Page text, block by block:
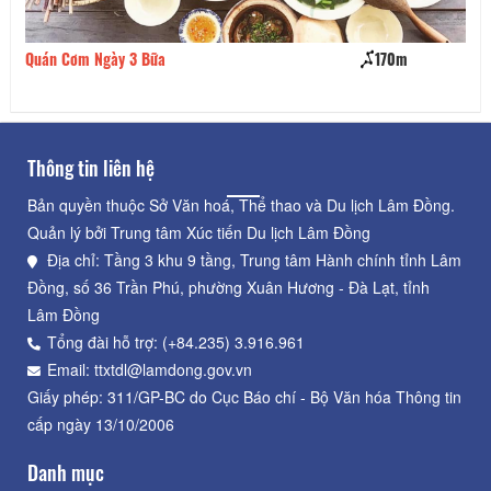
Quán Cơm Ngày 3 Bữa 170m
Thông tin liên hệ
Bản quyền thuộc Sở Văn hoá, Thể thao và Du lịch Lâm Đồng.
Quản lý bởi Trung tâm Xúc tiến Du lịch Lâm Đồng
Địa chỉ: Tầng 3 khu 9 tầng, Trung tâm Hành chính tỉnh Lâm
Đồng, số 36 Trần Phú, phường Xuân Hương - Đà Lạt, tỉnh
Lâm Đồng
Tổng đài hỗ trợ: (+84.235) 3.916.961
Email: ttxtdl@lamdong.gov.vn
Giấy phép: 311/GP-BC do Cục Báo chí - Bộ Văn hóa Thông tin
cấp ngày 13/10/2006
Danh mục